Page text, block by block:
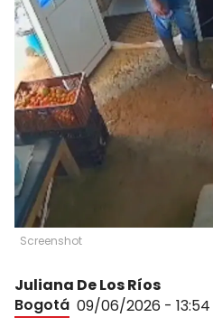
Screenshot
Juliana De Los Ríos
Bogotá 09/06/2026 - 13:54